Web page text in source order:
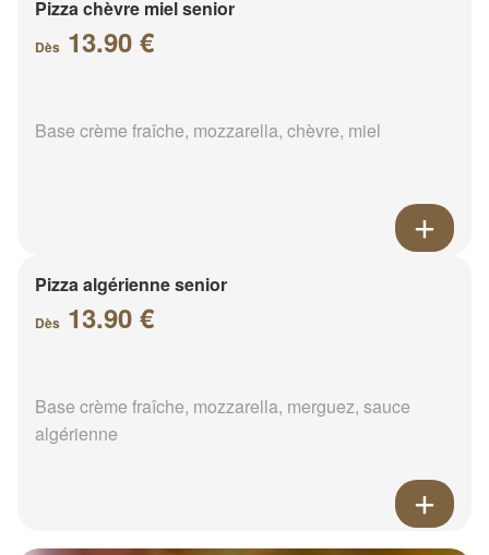
Pizza chèvre miel senior
Dès 13.90 €
Base crème fraîche, mozzarella, chèvre, miel
Pizza algérienne senior
Dès 13.90 €
Base crème fraîche, mozzarella, merguez, sauce
algérienne